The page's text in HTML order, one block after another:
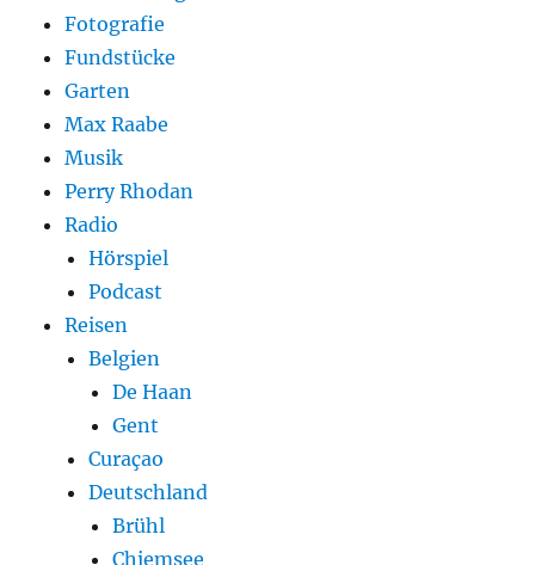
Fotografie
Fundstücke
Garten
Max Raabe
Musik
Perry Rhodan
Radio
Hörspiel
Podcast
Reisen
Belgien
De Haan
Gent
Curaçao
Deutschland
Brühl
Chiemsee